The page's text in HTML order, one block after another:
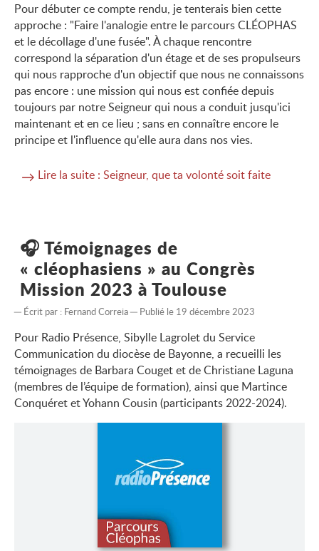
Pour débuter ce compte rendu, je tenterais bien cette
approche : "Faire l'analogie entre le parcours CLÉOPHAS
et le décollage d'une fusée". À chaque rencontre
correspond la séparation d'un étage et de ses propulseurs
qui nous rapproche d'un objectif que nous ne connaissons
pas encore : une mission qui nous est confiée depuis
toujours par notre Seigneur qui nous a conduit jusqu'ici
maintenant et en ce lieu ; sans en connaître encore le
principe et l'influence qu'elle aura dans nos vies.
Lire la suite : Seigneur, que ta volonté soit faite
🎧 Témoignages de
« cléophasiens » au Congrès
Mission 2023 à Toulouse
Écrit par : Fernand Correia Publié le 19 décembre 2023
Pour Radio Présence, Sibylle Lagrolet du Service
Communication du diocèse de Bayonne, a recueilli les
témoignages de Barbara Couget et de Christiane Laguna
(membres de l’équipe de formation), ainsi que Martince
Conquéret et Yohann Cousin (participants 2022-2024).